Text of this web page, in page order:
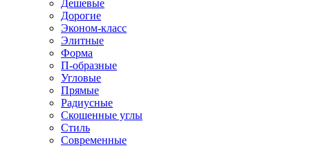
Дешевые
Дорогие
Эконом-класс
Элитные
Форма
П-образные
Угловые
Прямые
Радиусные
Скошенные углы
Стиль
Современные